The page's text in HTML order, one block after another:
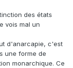
des états
vois mal un
d'anarcapie, c'est
une forme de
monarchique. Ce